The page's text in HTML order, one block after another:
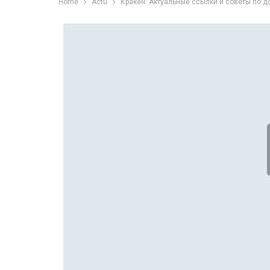
Home Actu Кракен: Актуальные ссылки и советы по